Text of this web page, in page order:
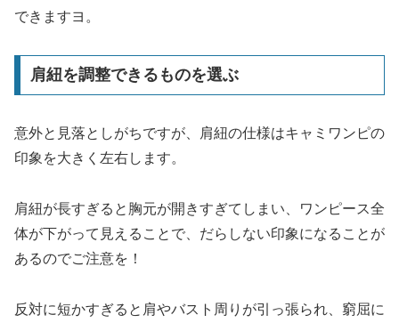
できますヨ。
肩紐を調整できるものを選ぶ
意外と見落としがちですが、肩紐の仕様はキャミワンピの
印象を大きく左右します。
肩紐が長すぎると胸元が開きすぎてしまい、ワンピース全
体が下がって見えることで、だらしない印象になることが
あるのでご注意を！
反対に短かすぎると肩やバスト周りが引っ張られ、窮屈に